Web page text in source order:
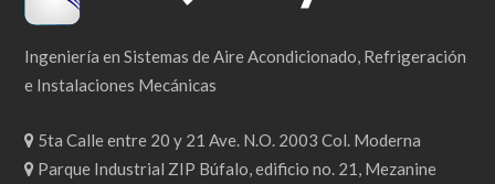
Ingeniería en Sistemas de Aire Acondicionado, Refrigeración
e Instalaciones Mecánicas
5ta Calle entre 20 y 21 Ave. N.O. 2003 Col. Moderna
Parque Industrial ZIP Búfalo, edificio no. 21, Mezanine